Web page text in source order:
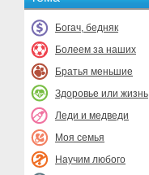
Богач, бедняк
Болеем за наших
Братья меньшие
Здоровье или жизнь
Леди и медведи
Моя семья
Научим любого